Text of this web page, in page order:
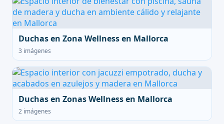
Duchas en Zona Wellness en Mallorca
3 imágenes
Duchas en Zonas Wellness en Mallorca
2 imágenes